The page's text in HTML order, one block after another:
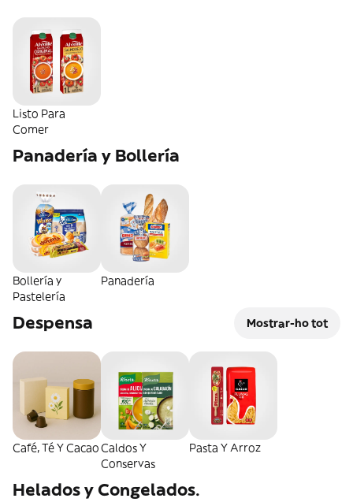
Listo Para
Comer
Panadería y Bollería
Bollería y
Pastelería
Panadería
Despensa Mostrar-ho tot
Café, Té Y CacaoCaldos Y
Conservas
Pasta Y Arroz
Helados y Congelados.